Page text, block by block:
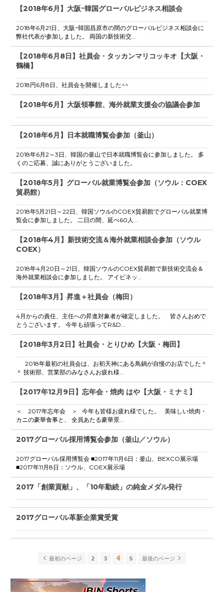
【2018年6月】大阪ｰ韓国グローバルビジネス相談会
2018年6月21日、大阪ｰ韓国昌原市の間のグローバルビジネス相談会に
弊社代表が参加しました。 両国の新技術交...
【2018年6月8日】社員会・タッカンマリコッキオ【大阪・
鶴橋】
2018円6月8日、社員会を開催しました^^
【2018年6月】大阪領事館、海外就業支援会の協議会参加
【2018年6月】日本就職博覧会参加（釜山）
2018年6月2～3日、韓国の釜山で日本就職博覧会に参加しました。 多
くのご応募、誠にありがとうございました。
【2018年5月】グローバル就業博覧会参加（ソウル：COEX
貿易館）
2018年5月21日～22日、韓国ソウルのCOEX貿易館でグローバル就業博
覧会に参加しました。 二日の間、延べ60人...
【2018年4月】新技術交流＆海外就業相談会参加（ソウル
COEX）
2018年4月20日～21日、韓国ソウルのCOEX貿易館で新技術交流会＆
海外就業相談会に参加しました。 アイビネッ...
【2018年3月】昇進＋社員会（梅田）
4月からの責任、主任への昇進対象者が確定しました。 皆さんおめで
とうございます。 今年も頑張ってR&D...
【2018年3月2日】社員会・とりひめ【大阪・梅田】
2018年最初の社員会は、お初天神にある鳥鍋が自慢のお店でした＾
＾ 技術部、営業部のみなさんお疲れ様...
【2017年12月9日】忘年会・焼肉 はや【大阪・ミナミ】
＜ 2017年忘年会 ＞ 今年も皆様お疲れ様でした。 美味しい焼肉・
カニの豪華食事と、 全員あたる豪華景...
2017グローバル採用博覧会参加（釜山／ソウル）
2017グローバル採用博覧会 ■2017年11月6日：釜山、BEXCO展示場
■2017年11月8日：ソウル、COEX展示場
2017「創業貢献」、「10年勤続」の純金メダル発行
2017グローバル革新企業賞受賞
最初のページ 2 3 4 5 最後のページ